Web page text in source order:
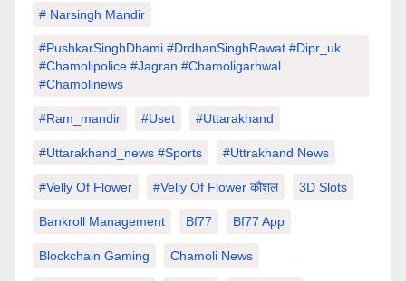
# Narsingh Mandir
#PushkarSinghDhami #drdhanSinghRawat #dipr_uk
#chamolipolice #Jagran #chamoligarhwal
#chamolinews
#Ram_mandir #uset #uttarakhand
#Uttarakhand_news #sports #Uttrakhand News
#velly Of Flower #velly Of Flower कौशल 3D Slots
Bankroll Management Bf77 Bf77 App
Blockchain Gaming Chamoli News